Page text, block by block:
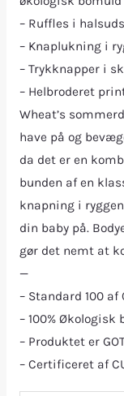
– Ruffles i
– Knaplukning i
– Trykknapper i
– Helbroderet
Wheat’s
have på og
da det er en
bunden af en
knapning i
din baby på.
gør det nemt at
—
– Standard 100 af
– 100% Økologisk
– Produktet er
– Certificeret af